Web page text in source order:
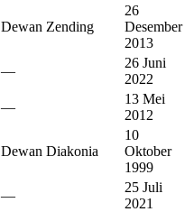
Dewan Zending
26
Desember
2013
—
26 Juni
2022
—
13 Mei
2012
Dewan Diakonia
10
Oktober
1999
—
25 Juli
2021